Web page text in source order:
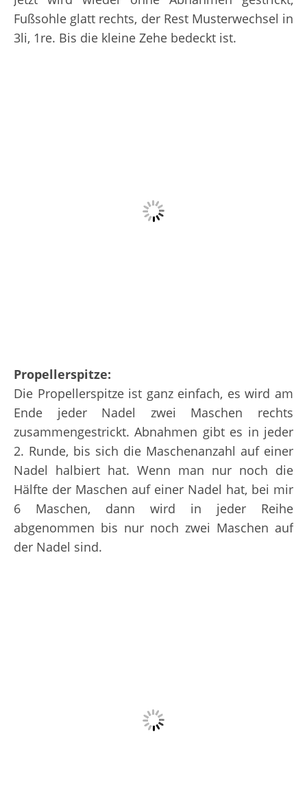
Fußsohle glatt rechts, der Rest Musterwechsel in
3li, 1re. Bis die kleine Zehe bedeckt ist.
Propellerspitze:
Die Propellerspitze ist ganz einfach, es wird am
Ende jeder Nadel zwei Maschen rechts
zusammengestrickt. Abnahmen gibt es in jeder
2. Runde, bis sich die Maschenanzahl auf einer
Nadel halbiert hat. Wenn man nur noch die
Hälfte der Maschen auf einer Nadel hat, bei mir
6 Maschen, dann wird in jeder Reihe
abgenommen bis nur noch zwei Maschen auf
der Nadel sind.